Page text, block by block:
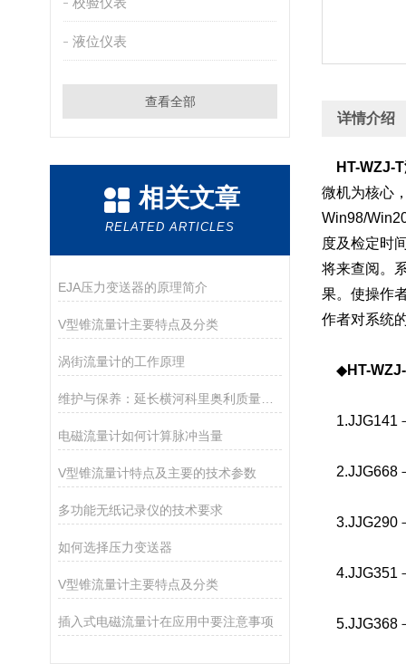
液位仪表
查看全部
相关文章
RELATED ARTICLES
EJA压力变送器的原理简介
V型锥流量计主要特点及分类
涡街流量计的工作原理
维护与保养：延长横河科里奥利质量流量计使用寿命的方法
电磁流量计如何计算脉冲当量
V型锥流量计特点及主要的技术参数
多功能无纸记录仪的技术要求
如何选择压力变送器
V型锥流量计主要特点及分类
插入式电磁流量计在应用中要注意事项
详情介绍
HT-WZJ-
微机为核心
Win98/
度及检定时
将来查阅。
果。使操作
作者对系统
◆HT-
1.JJG141
2.JJG668
3.JJG290
4.JJG351
5.JJG368